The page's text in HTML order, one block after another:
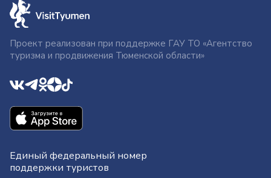
Проект реализован при поддержке ГАУ ТО «Агентство
туризма и продвижения Тюменской области»
Единый федеральный номер
поддержки туристов